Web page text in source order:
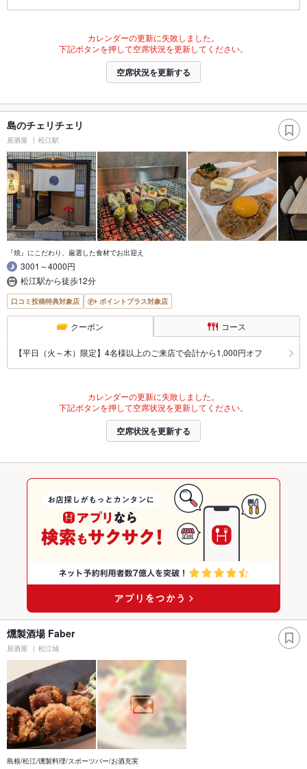
カレンダーの更新に失敗しました。
下記ボタンを押して空席状況を更新してください。
空席状況を更新する
島のチェリチェリ
居酒屋 松江駅
『焼』にこだわり、厳選した食材でお出迎え
3001～4000円
松江駅から徒歩12分
口コミ投稿特典対象店 ポイントプラス対象店
クーポン コース
【平日（火～木）限定】4名様以上のご来店で会計から1,000円オフ
カレンダーの更新に失敗しました。
下記ボタンを押して空席状況を更新してください。
空席状況を更新する
燻製酒場 Faber
居酒屋 松江城
島根/松江/燻製料理/スポーツバー/お酒充実